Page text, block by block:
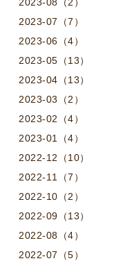
2023-07（7）
2023-06（4）
2023-05（13）
2023-04（13）
2023-03（2）
2023-02（4）
2023-01（4）
2022-12（10）
2022-11（7）
2022-10（2）
2022-09（13）
2022-08（4）
2022-07（5）